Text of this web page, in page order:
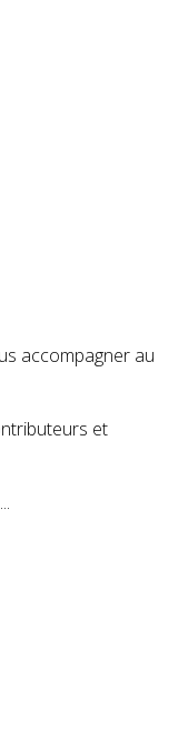
accompagner au
et